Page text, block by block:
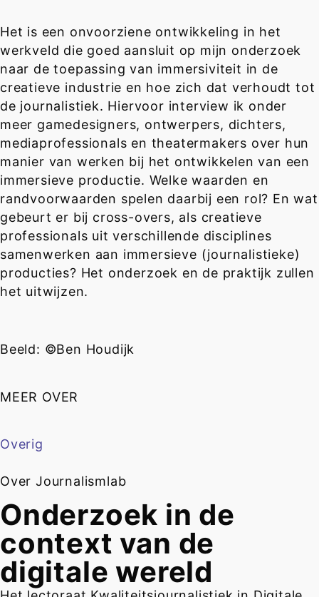
Het is een onvoorziene ontwikkeling in het
werkveld die goed aansluit op mijn onderzoek
naar de toepassing van immersiviteit in de
creatieve industrie en hoe zich dat verhoudt tot
de journalistiek. Hiervoor interview ik onder
meer gamedesigners, ontwerpers, dichters,
mediaprofessionals en theatermakers over hun
manier van werken bij het ontwikkelen van een
immersieve productie. Welke waarden en
randvoorwaarden spelen daarbij een rol? En wat
gebeurt er bij cross-overs, als creatieve
professionals uit verschillende disciplines
samenwerken aan immersieve (journalistieke)
producties? Het onderzoek en de praktijk zullen
het uitwijzen.
Beeld: ©Ben Houdijk
MEER OVER
Overig
Over Journalismlab
Onderzoek in de
context van de
digitale wereld